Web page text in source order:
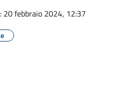
: 20 febbraio 2024, 12:37